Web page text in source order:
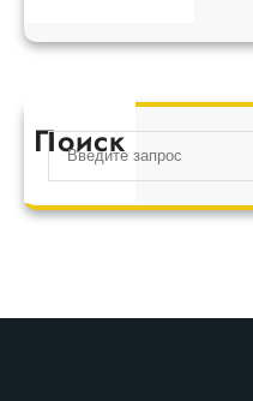
Поиск
S
e
a